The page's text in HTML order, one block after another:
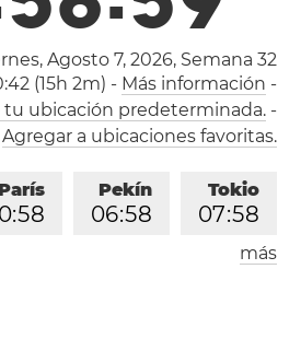
Agosto 7, 2026, Semana 32
(15h 2m) - Más información -
tu ubicación predeterminada.-
Agregar a ubicaciones favoritas.
Tokio
07:59
Pekín
06:59
París
:59
Londres
más